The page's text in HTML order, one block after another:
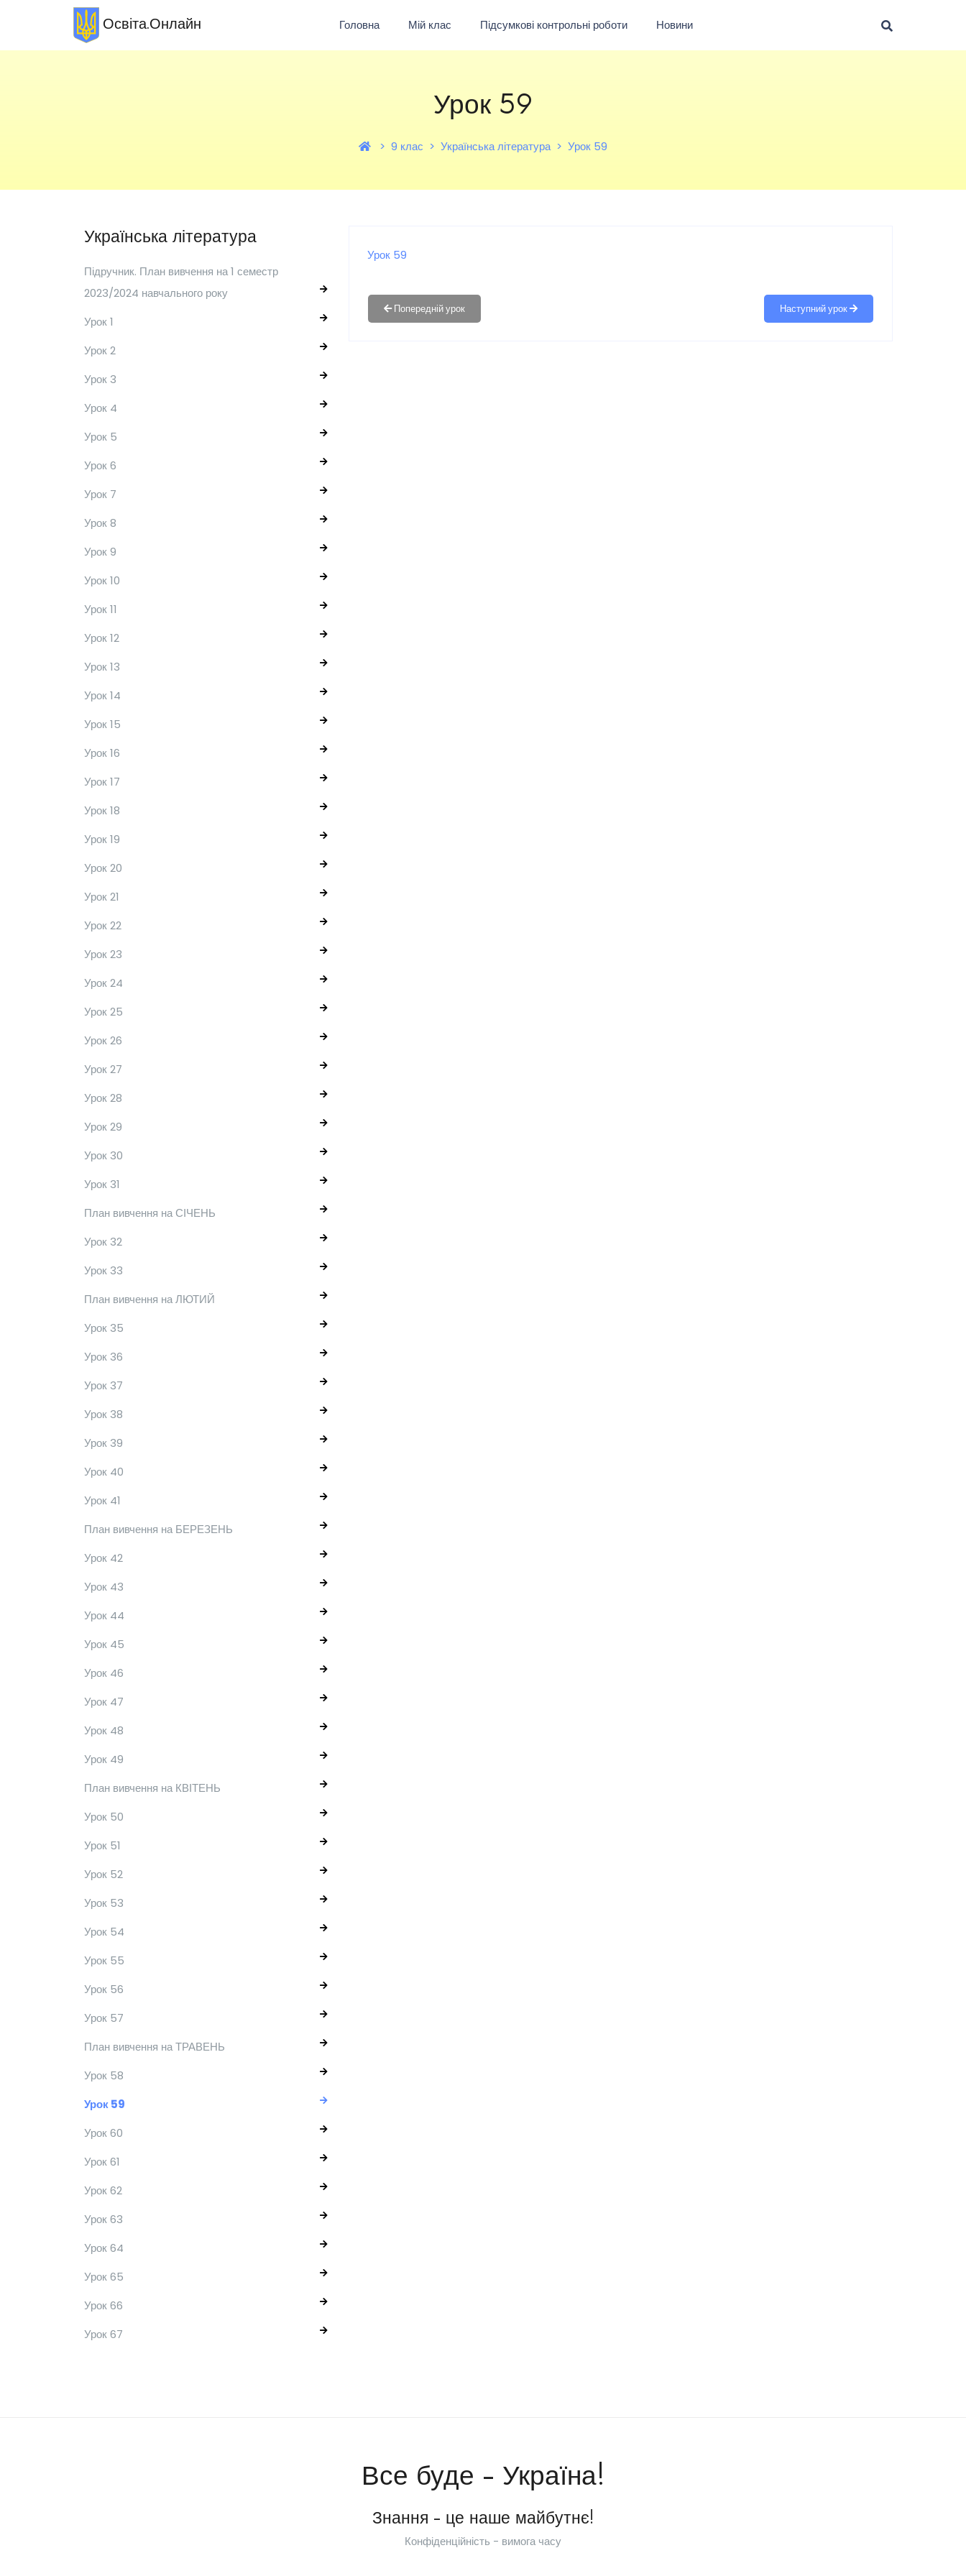
Освіта.Онлайн Головна Мій клас Підсумкові контрольні роботи Новини
Урок 59
9 клас Українська література Урок 59
Українська література
Підручник. План вивчення на 1 семестр
2023/2024 навчального року
Урок 1
Урок 2
Урок 3
Урок 4
Урок 5
Урок 6
Урок 7
Урок 8
Урок 9
Урок 10
Урок 11
Урок 12
Урок 13
Урок 14
Урок 15
Урок 16
Урок 17
Урок 18
Урок 19
Урок 20
Урок 21
Урок 22
Урок 23
Урок 24
Урок 25
Урок 26
Урок 27
Урок 28
Урок 29
Урок 30
Урок 31
План вивчення на СІЧЕНЬ
Урок 32
Урок 33
План вивчення на ЛЮТИЙ
Урок 35
Урок 36
Урок 37
Урок 38
Урок 39
Урок 40
Урок 41
План вивчення на БЕРЕЗЕНЬ
Урок 42
Урок 43
Урок 44
Урок 45
Урок 46
Урок 47
Урок 48
Урок 49
План вивчення на КВІТЕНЬ
Урок 50
Урок 51
Урок 52
Урок 53
Урок 54
Урок 55
Урок 56
Урок 57
План вивчення на ТРАВЕНЬ
Урок 58
Урок 59
Урок 60
Урок 61
Урок 62
Урок 63
Урок 64
Урок 65
Урок 66
Урок 67
Урок 59
Наступний урок
Все буде - Україна!
Знання - це наше майбутнє!
Конфіденційність - вимога часу